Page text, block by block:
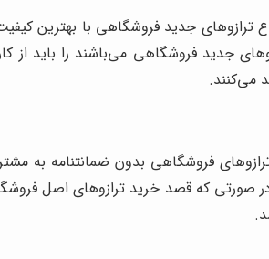
ترازوهای جدید فروشگاهی با بهترین
جدید فروشگاهی می‌باشند را باید از
می‌کنند.
فروشگاهی بدون ضمانتنامه به
صورتی که قصد خرید ترازوهای اصل